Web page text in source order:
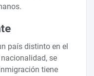
país distinto en el
se
tiene